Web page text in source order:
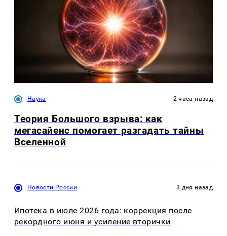
Наука 2 часа назад
Теория Большого взрыва: как
мегасайенс помогает разгадать тайны
Вселенной
Новости России 3 дня назад
Ипотека в июле 2026 года: коррекция после
рекордного июня и усиление вторички